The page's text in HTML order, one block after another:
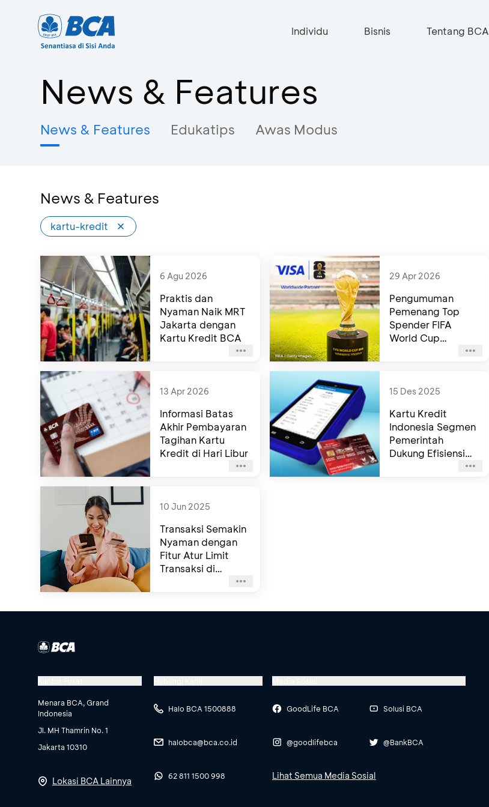
Individu Bisnis Tentang BCA
News & Features
News & Features Edukatips Awas Modus
News & Features
kartu-kredit
6 Agu 2026
Praktis dan
Nyaman Naik MRT
Jakarta dengan
Kartu Kredit BCA
29 Apr 2026
Pengumuman
Pemenang Top
Spender FIFA
World Cup
13 Apr 2026
Informasi Batas
Akhir Pembayaran
Tagihan Kartu
Kredit di Hari Libur
15 Des 2025
Kartu Kredit
Indonesia Segmen
Pemerintah
Dukung Efisiensi
10 Jun 2025
Transaksi Semakin
Nyaman dengan
Fitur Atur Limit
Transaksi di
myBCA dan BCA
Menara BCA, Grand
Indonesia
Jl. MH Thamrin No. 1
Jakarta 10310
Lokasi BCA Lainnya
Halo BCA 1500888
halobca@bca.co.id
62 811 1500 998
GoodLife BCA
@goodlifebca
Solusi BCA
@BankBCA
Lihat Semua Media Sosial